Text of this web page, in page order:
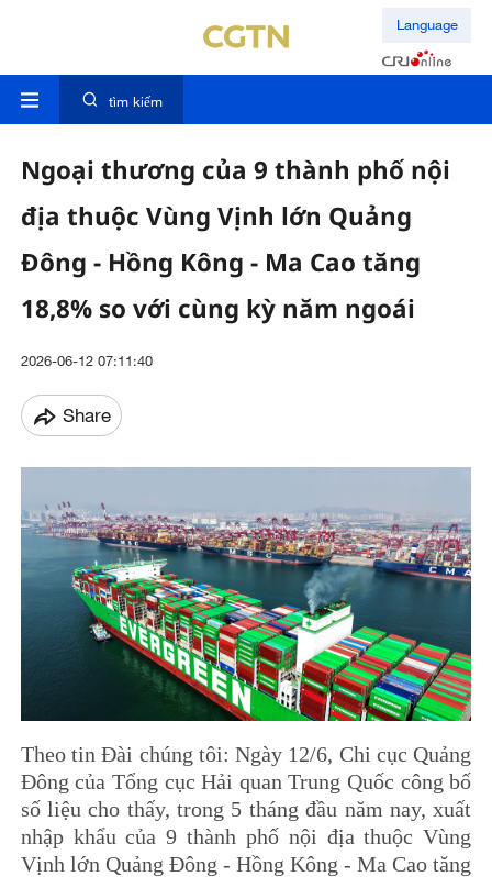
Language
tìm kiếm
Ngoại thương của 9 thành phố nội
địa thuộc Vùng Vịnh lớn Quảng
Đông - Hồng Kông - Ma Cao tăng
18,8% so với cùng kỳ năm ngoái
2026-06-12 07:11:40
Share
Theo tin Đài chúng tôi: Ngày 12/6, Chi cục Quảng
Đông của Tổng cục Hải quan Trung Quốc công bố
số liệu cho thấy, trong 5 tháng đầu năm nay, xuất
nhập khẩu của 9 thành phố nội địa thuộc Vùng
Vịnh lớn Quảng Đông - Hồng Kông - Ma Cao tăng